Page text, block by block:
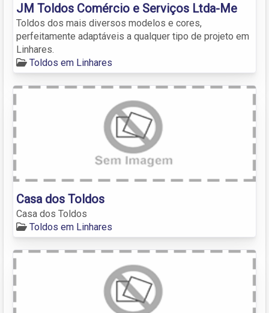
JM Toldos Comércio e Serviços Ltda-Me
Toldos dos mais diversos modelos e cores,
perfeitamente adaptáveis a qualquer tipo de projeto em
Linhares.
Toldos em Linhares
Casa dos Toldos
Casa dos Toldos
Toldos em Linhares